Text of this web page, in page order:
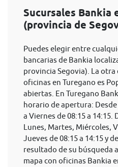
Sucursales Bankia
(provincia de
Puedes elegir entre
bancarias de Bankia
provincia Segovia). La
oficinas en Turegano es
abiertas. En Turegano
horario de apertura: Desde
a Viernes de 08:15 a 14:15.
Lunes, Martes, Miércoles,
Jueves de 08:15 a 14:15 y
resultado de su búsqueda
mapa con oficinas Bankia